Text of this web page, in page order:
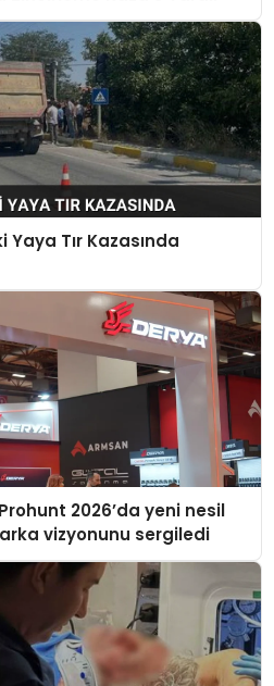
Yaya Tır Kazasında
2026’da yeni nesil
vizyonunu sergiledi